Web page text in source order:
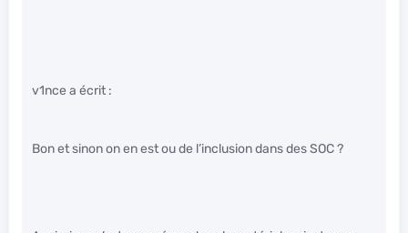
v1nce a écrit :
Bon et sinon on en est ou de l’inclusion dans des SOC ?